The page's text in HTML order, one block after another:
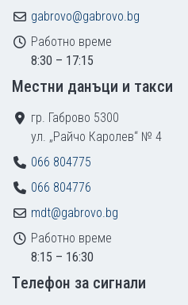
gabrovo@gabrovo.bg
Работно време
8:30 – 17:15
Местни данъци и такси
гр. Габрово 5300
ул. „Райчо Каролев“ № 4
066 804775
066 804776
mdt@gabrovo.bg
Работно време
8:15 – 16:30
Tелефон за сигнали